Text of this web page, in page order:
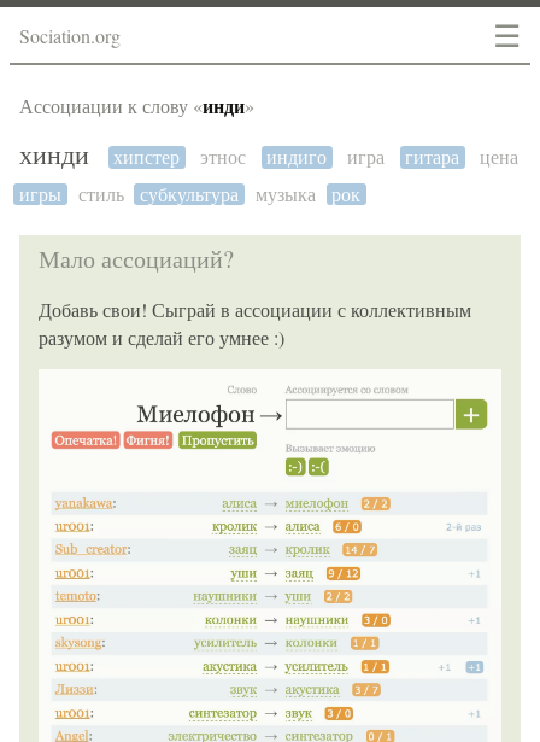
☰
Sociation.org
Ассоциации к слову «инди»
хинди хипстер этнос индиго игра гитара
цена
игры
стиль субкультура музыка рок
Мало ассоциаций?
Добавь свои! Сыграй в ассоциации с коллективным
разумом и сделай его умнее :)